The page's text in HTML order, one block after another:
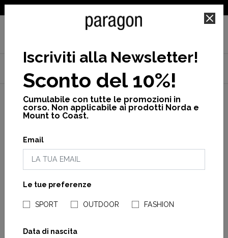
NEGOZI PARAGONSHOP
Home Uomo Collezioni
Teca by Cotopaxi
Teca calido jacket m
Iscriviti alla Newsletter!
Sconto del 10%!
Cumulabile con tutte le promozioni in
corso. Non applicabile ai prodotti Norda e
Mount to Coast.
Email
Le tue preferenze
SPORT OUTDOOR FASHION
Data di nascita